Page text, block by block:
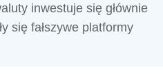
inwestuje się głównie
się fałszywe platformy